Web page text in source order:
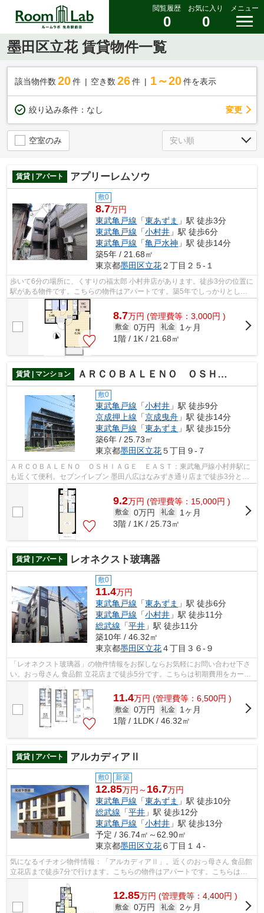
閲覧履歴
0
お気に入り
0
メニュー
墨田区立花 賃貸物件一覧
該当物件数 20件 空き数 26 件 1～20 件を表示
絞り込み条件： なし 変更
空室のみ
賃貸 | アパート アプリーレムソウ
敷0
8.7万円
東武亀戸線 「東あずま 」駅 徒歩3分
東武亀戸線 「小村井 」駅 徒歩6分
東武亀戸線 「亀戸水神 」駅 徒歩14分
築5年 / 21.68㎡
東京都墨田区立花２丁目２５-１
歩いて6分の場所に、くすりの福太郎 小村井店があります。徒歩3分の位置に
駅がある物件です。こちらの物件はアパートです。築5年でしっかりとした
作りが特徴の物件です。数ある不動産...
8.7万円 (管理費等：3,000円 )
敷金 0万円 礼金
1ヶ月
1階 / 1K / 21.68㎡
賃貸 | マンション ＡＲＣＯＢＡＬＥＮＯ ＯＳＨＩＡＧＥ ＥＡＳＴ
敷0
東武亀戸線 「小村井 」駅 徒歩9分
京成押上線 「京成曳舟 」駅 徒歩14分
東武亀戸線 「東あずま 」駅 徒歩15分
築6年 / 25.73㎡
東京都墨田区立花５丁目９-７
ＡＲＣＯＢＡＬＥＮＯ ＯＳＨＩＡＧＥ ＥＡＳＴ：東武亀戸線小村井駅に
も近くて便利。セブンイレブン 墨田八広はなみずき通り店まで徒歩3分と近
場にコンビニがあるのもポイント。エ...
9.2万円 (管理費等：15,000円 )
敷金 0万円 礼金
1ヶ月
3階 / 1K / 25.73㎡
賃貸 | アパート レオネクスト玻璃器
敷0
11.4万円
東武亀戸線 「東あずま 」駅 徒歩6分
東武亀戸線 「小村井 」駅 徒歩11分
総武線 「平井 」駅 徒歩11分
築10年 / 46.32㎡
東京都墨田区立花４丁目３６-９
「レオネクスト玻璃器」の物件情報をお探しならお気軽にお問い合わせ下さ
い。おっ母さん 食品館 立花店まで徒歩5分です。こちらは初期費用をカード
でお支払いいただける物件なので、支...
11.4万円 (管理費等：6,500円 )
敷金 0万円 礼金
1ヶ月
1階 / 1LDK / 46.32㎡
賃貸 | アパート アルカディアⅡ
敷0 新築
12.85万円～ 16.7万円
東武亀戸線 「東あずま 」駅 徒歩10分
総武線 「平井 」駅 徒歩12分
東武亀戸線 「小村井 」駅 徒歩13分
予定 / 36.74㎡～62.90㎡
東京都墨田区立花６丁目１４-
気になるイチオシ物件情報：「アルカディアⅡ」。近くのおっ母さん 食品館
立花店まで徒歩7分で行けます。こちらの物件はアパートです。こちらは初
期費用をカードでお支払いいただける...
12.85万円 (管理費等：4,400円 )
敷金 0万円 礼金 2ヶ月